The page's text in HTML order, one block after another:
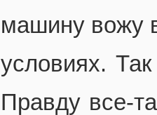
машину вожу
условиях.
Правду все-